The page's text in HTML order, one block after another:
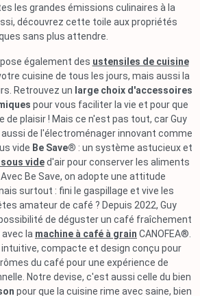
les grandes émissions culinaires à la
découvrez cette toile aux propriétés
sans plus attendre.
également des ustensiles de cuisine
cuisine de tous les jours, mais aussi la
Retrouvez un large choix d'accessoires
pour vous faciliter la vie et pour que
de plaisir ! Mais ce n'est pas tout, car Guy
aussi de l'électroménager innovant comme
vide Be Save® : un système astucieux et
vided'air pour conserver les aliments
Be Save, on adopte une attitude
surtout : fini le gaspillage et vive les
amateur de café ? Depuis 2022, Guy
de déguster un café fraîchement
la machine à café à grain CANOFEA®.
compacte et design conçu pour
du café pour une expérience de
Notre devise, c'est aussi celle du bien
pour que la cuisine rime avec saine, bien